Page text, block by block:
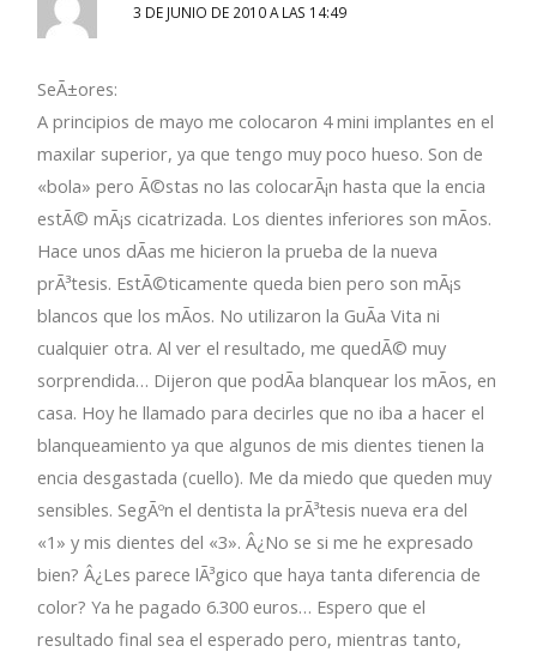
3 DE JUNIO DE 2010 A LAS 14:49
SeÃ±ores:
A principios de mayo me colocaron 4 mini implantes en el
maxilar superior, ya que tengo muy poco hueso. Son de
«bola» pero Ã©stas no las colocarÃ¡n hasta que la encia
estÃ© mÃ¡s cicatrizada. Los dientes inferiores son mÃ­os.
Hace unos dÃ­as me hicieron la prueba de la nueva
prÃ³tesis. EstÃ©ticamente queda bien pero son mÃ¡s
blancos que los mÃ­os. No utilizaron la GuÃ­a Vita ni
cualquier otra. Al ver el resultado, me quedÃ© muy
sorprendida… Dijeron que podÃ­a blanquear los mÃ­os, en
casa. Hoy he llamado para decirles que no iba a hacer el
blanqueamiento ya que algunos de mis dientes tienen la
encia desgastada (cuello). Me da miedo que queden muy
sensibles. SegÃºn el dentista la prÃ³tesis nueva era del
«1» y mis dientes del «3». Â¿No se si me he expresado
bien? Â¿Les parece lÃ³gico que haya tanta diferencia de
color? Ya he pagado 6.300 euros… Espero que el
resultado final sea el esperado pero, mientras tanto,